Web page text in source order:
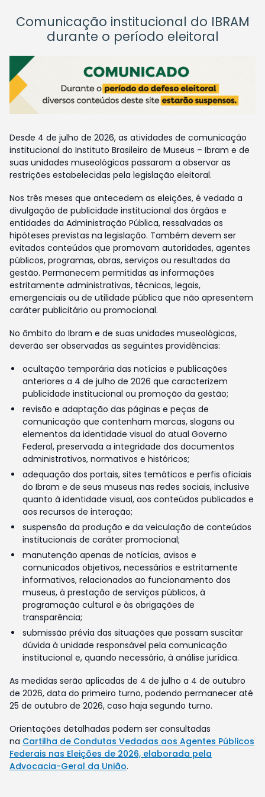
Comunicação institucional do IBRAM
durante o período eleitoral
Desde 4 de julho de 2026, as atividades de comunicação
institucional do Instituto Brasileiro de Museus – Ibram e de
suas unidades museológicas passaram a observar as
restrições estabelecidas pela legislação eleitoral.
Nos três meses que antecedem as eleições, é vedada a
divulgação de publicidade institucional dos órgãos e
entidades da Administração Pública, ressalvadas as
hipóteses previstas na legislação. Também devem ser
evitados conteúdos que promovam autoridades, agentes
públicos, programas, obras, serviços ou resultados da
gestão. Permanecem permitidas as informações
estritamente administrativas, técnicas, legais,
emergenciais ou de utilidade pública que não apresentem
caráter publicitário ou promocional.
No âmbito do Ibram e de suas unidades museológicas,
deverão ser observadas as seguintes providências:
ocultação temporária das notícias e publicações
anteriores a 4 de julho de 2026 que caracterizem
publicidade institucional ou promoção da gestão;
revisão e adaptação das páginas e peças de
comunicação que contenham marcas, slogans ou
elementos da identidade visual do atual Governo
Federal, preservada a integridade dos documentos
administrativos, normativos e históricos;
adequação dos portais, sites temáticos e perfis oficiais
do Ibram e de seus museus nas redes sociais, inclusive
quanto à identidade visual, aos conteúdos publicados e
aos recursos de interação;
suspensão da produção e da veiculação de conteúdos
institucionais de caráter promocional;
manutenção apenas de notícias, avisos e
comunicados objetivos, necessários e estritamente
informativos, relacionados ao funcionamento dos
museus, à prestação de serviços públicos, à
programação cultural e às obrigações de
transparência;
submissão prévia das situações que possam suscitar
dúvida à unidade responsável pela comunicação
institucional e, quando necessário, à análise jurídica.
As medidas serão aplicadas de 4 de julho a 4 de outubro
de 2026, data do primeiro turno, podendo permanecer até
25 de outubro de 2026, caso haja segundo turno.
Orientações detalhadas podem ser consultadas
na Cartilha de Condutas Vedadas aos Agentes Públicos
Federais nas Eleições de 2026, elaborada pela
Advocacia-Geral da União.